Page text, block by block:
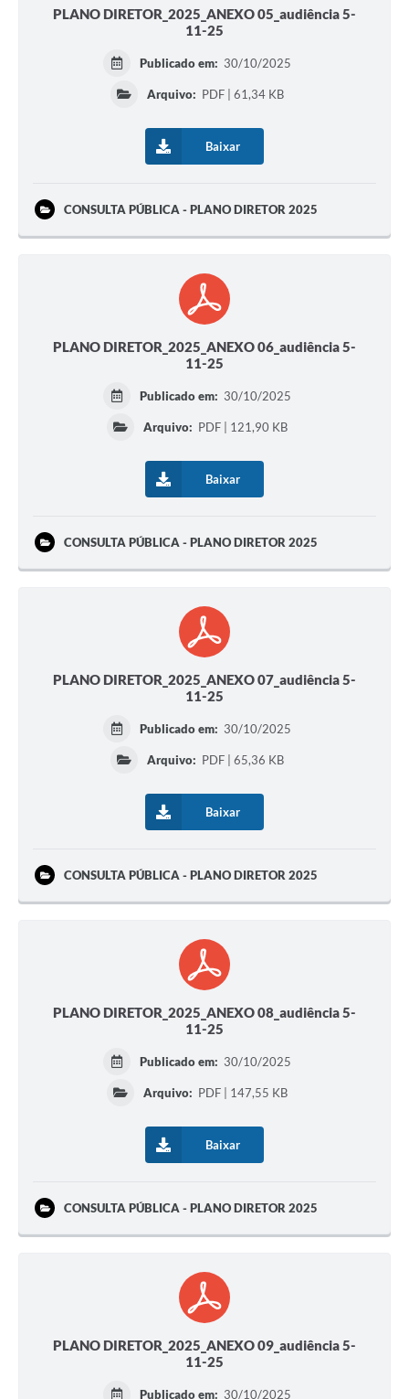
PLANO DIRETOR_2025_ANEXO 05_audiência 5-
11-25
Publicado em: 30/10/2025
Arquivo: PDF | 61,34 KB
Baixar
CONSULTA PÚBLICA - PLANO DIRETOR 2025
PLANO DIRETOR_2025_ANEXO 06_audiência 5-
11-25
Publicado em: 30/10/2025
Arquivo: PDF | 121,90 KB
Baixar
CONSULTA PÚBLICA - PLANO DIRETOR 2025
PLANO DIRETOR_2025_ANEXO 07_audiência 5-
11-25
Publicado em: 30/10/2025
Arquivo: PDF | 65,36 KB
Baixar
CONSULTA PÚBLICA - PLANO DIRETOR 2025
PLANO DIRETOR_2025_ANEXO 08_audiência 5-
11-25
Publicado em: 30/10/2025
Arquivo: PDF | 147,55 KB
Baixar
CONSULTA PÚBLICA - PLANO DIRETOR 2025
PLANO DIRETOR_2025_ANEXO 09_audiência 5-
11-25
Publicado em: 30/10/2025